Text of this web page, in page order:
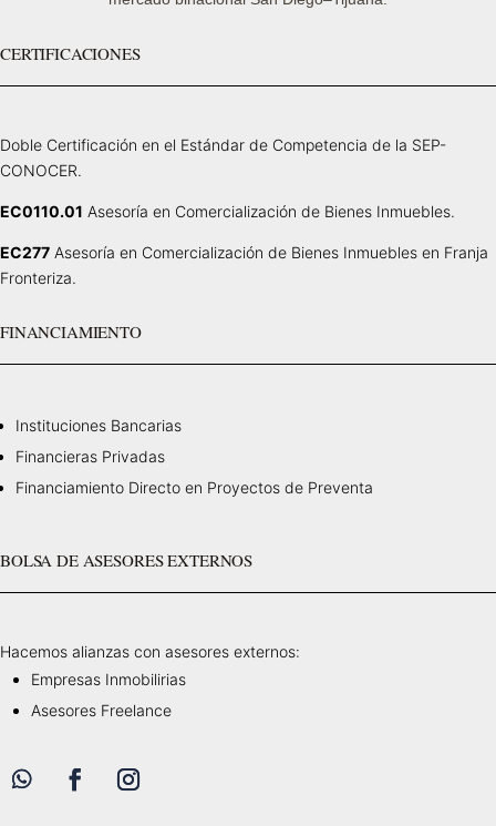
CERTIFICACIONES
Doble Certificación en el Estándar de Competencia de la SEP-
CONOCER.
EC0110.01 Asesoría en Comercialización de Bienes Inmuebles.
EC277 Asesoría en Comercialización de Bienes Inmuebles en Franja
Fronteriza.
FINANCIAMIENTO
Instituciones Bancarias
Financieras Privadas
Financiamiento Directo en Proyectos de Preventa
BOLSA DE ASESORES EXTERNOS
Hacemos alianzas con asesores externos:
Empresas Inmobilirias
Asesores Freelance